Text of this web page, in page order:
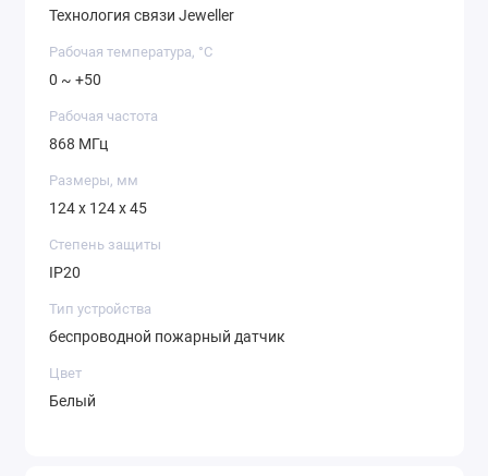
Технология связи Jeweller
Рабочая температура, °C
0 ~ +50
Рабочая частота
868 МГц
Размеры, мм
124 x 124 x 45
Степень защиты
IP20
Тип устройства
беспроводной пожарный датчик
Цвет
Белый